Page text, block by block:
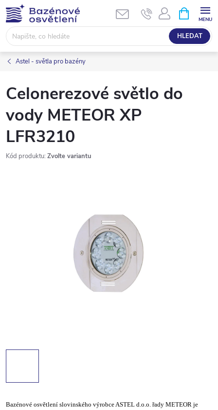
Přejít
na
obsah
HLEDAT
NÁKUPNÍ
KOŠÍK
Astel - světla pro bazény
Celonerezové světlo do
vody METEOR XP
LFR3210
Kód produktu: Zvolte variantu
Bazénové osvětlení slovinského výrobce ASTEL d.o.o. řady METEOR je